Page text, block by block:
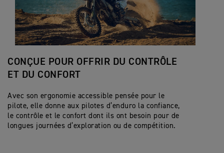
CONÇUE POUR OFFRIR DU CONTRÔLE
ET DU CONFORT
Avec son ergonomie accessible pensée pour le
pilote, elle donne aux pilotes d’enduro la confiance,
le contrôle et le confort dont ils ont besoin pour de
longues journées d’exploration ou de compétition.